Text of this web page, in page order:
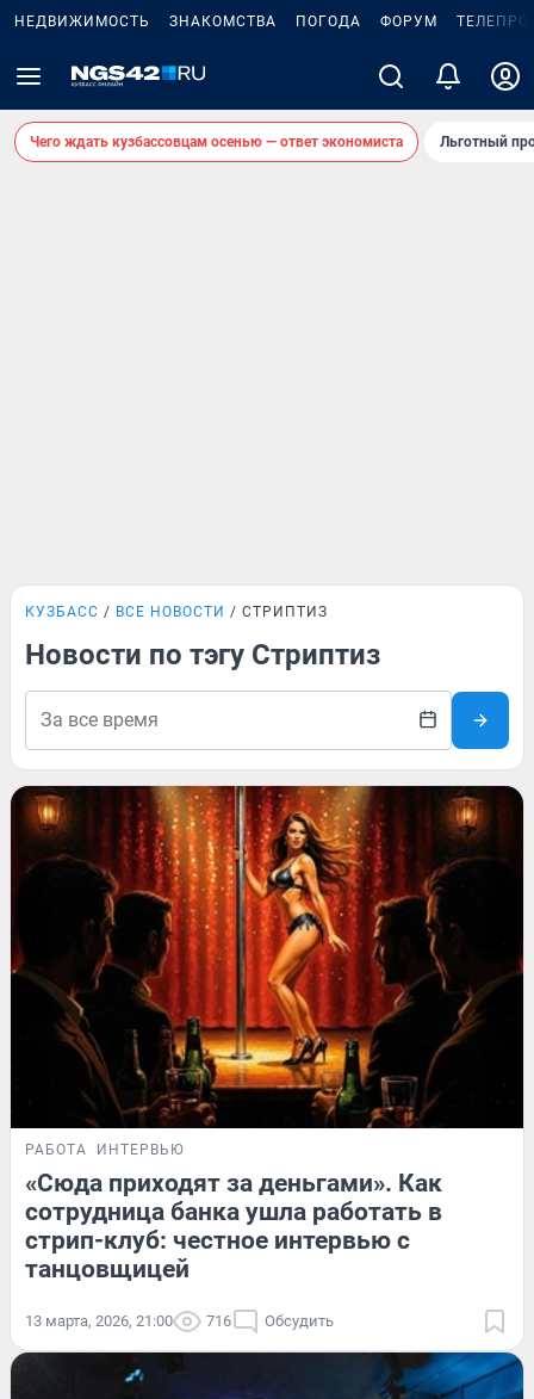
НЕДВИЖИМОСТЬ ЗНАКОМСТВА ПОГОДА ФОРУМ
Чего ждать кузбассовцам осенью — ответ экономиста Льготный
КУЗБАСС ВСЕ НОВОСТИ СТРИПТИЗ
Новости по тэгу Стриптиз
РАБОТА ИНТЕРВЬЮ
«Сюда приходят за деньгами». Как
сотрудница банка ушла работать в
стрип-клуб: честное интервью с
танцовщицей
13 марта, 2026, 21:00 716 Обсудить